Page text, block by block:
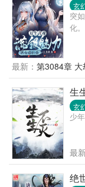
玄
突
化
最新： 第3084章 大
生
玄
少
最
绝